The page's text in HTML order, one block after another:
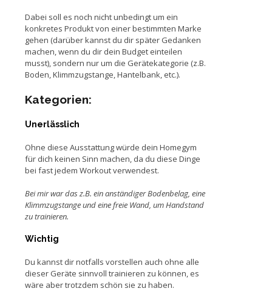
Dabei soll es noch nicht unbedingt um ein
konkretes Produkt von einer bestimmten Marke
gehen (darüber kannst du dir später Gedanken
machen, wenn du dir dein Budget einteilen
musst), sondern nur um die Gerätekategorie (z.B.
Boden, Klimmzugstange, Hantelbank, etc.).
Kategorien:
Unerlässlich
Ohne diese Ausstattung würde dein Homegym
für dich keinen Sinn machen, da du diese Dinge
bei fast jedem Workout verwendest.
Bei mir war das z.B. ein anständiger Bodenbelag, eine
Klimmzugstange und eine freie Wand, um Handstand
zu trainieren.
Wichtig
Du kannst dir notfalls vorstellen auch ohne alle
dieser Geräte sinnvoll trainieren zu können, es
wäre aber trotzdem schön sie zu haben.